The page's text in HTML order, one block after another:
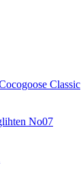
Classic
No07